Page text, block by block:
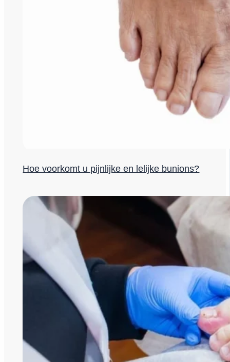
Hoe voorkomt u pijnlijke en lelijke bunions?